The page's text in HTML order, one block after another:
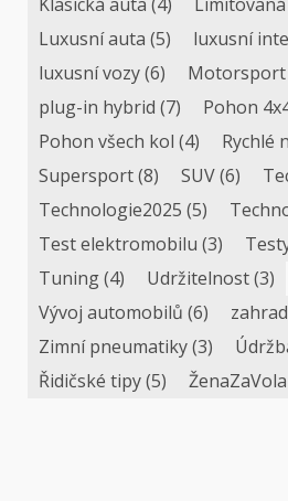
Klasická auta (4) Limitovaná
Luxusní auta (5) luxusní
luxusní vozy(6) Motorsport
plug-in hybrid (7) Pohon
Pohon všech kol (4) Rychlé
Supersport(8) SUV(6)
Technologie2025 (5)
Test elektromobilu (3)
Tuning(4) Udržitelnost(3)
Vývoj automobilů (6)
Zimní pneumatiky(3)
Řidičské tipy(5)